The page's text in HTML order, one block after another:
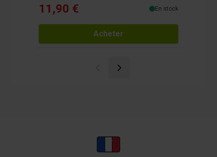
11,90 € En stock
Acheter